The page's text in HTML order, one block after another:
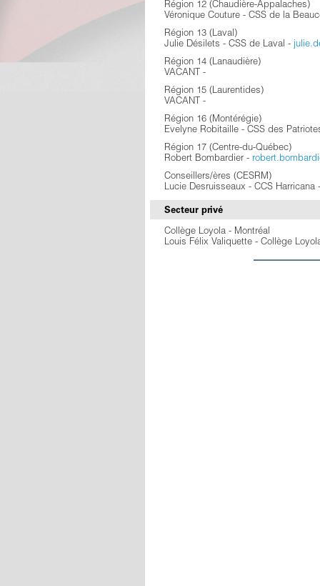
Région 12 (Chaudière-Appalaches)
Véronique Couture - CSS de la
Région 13 (Laval)
Julie Désilets - CSS de Laval -
Région 14 (Lanaudière)
VACANT -
Région 15 (Laurentides)
VACANT -
Région 16 (Montérégie)
Evelyne Robitaille - CSS des
Région 17 (Centre-du-Québec)
Robert Bombardier -
Conseillers/ères (CESRM)
Lucie Desruisseaux - CCS Harricana
Secteur privé
Collège Loyola - Montréal
Louis Félix Valiquette - Collège